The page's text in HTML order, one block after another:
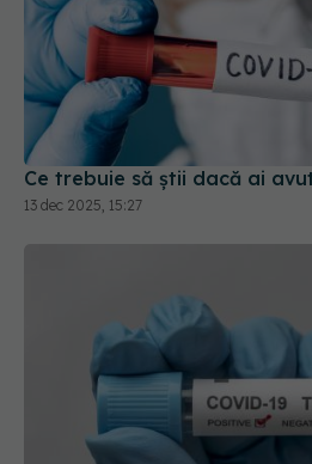
Ce trebuie să știi dacă ai avut
13 dec 2025, 15:27